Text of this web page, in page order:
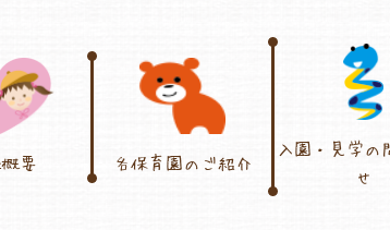
要 各保育園のご紹介
入園・見学の
せ